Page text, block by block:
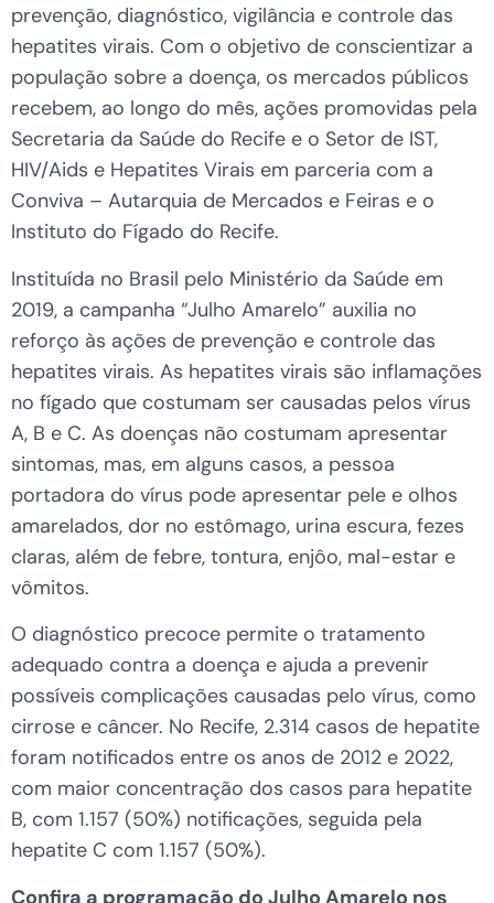
prevenção, diagnóstico, vigilância e controle das
hepatites virais. Com o objetivo de conscientizar a
população sobre a doença, os mercados públicos
recebem, ao longo do mês, ações promovidas pela
Secretaria da Saúde do Recife e o Setor de IST,
HIV/Aids e Hepatites Virais em parceria com a
Conviva – Autarquia de Mercados e Feiras e o
Instituto do Fígado do Recife.
Instituída no Brasil pelo Ministério da Saúde em
2019, a campanha “Julho Amarelo” auxilia no
reforço às ações de prevenção e controle das
hepatites virais. As hepatites virais são inflamações
no fígado que costumam ser causadas pelos vírus
A, B e C. As doenças não costumam apresentar
sintomas, mas, em alguns casos, a pessoa
portadora do vírus pode apresentar pele e olhos
amarelados, dor no estômago, urina escura, fezes
claras, além de febre, tontura, enjôo, mal-estar e
vômitos.
O diagnóstico precoce permite o tratamento
adequado contra a doença e ajuda a prevenir
possíveis complicações causadas pelo vírus, como
cirrose e câncer. No Recife, 2.314 casos de hepatite
foram notificados entre os anos de 2012 e 2022,
com maior concentração dos casos para hepatite
B, com 1.157 (50%) notificações, seguida pela
hepatite C com 1.157 (50%).
Confira a programação do Julho Amarelo nos